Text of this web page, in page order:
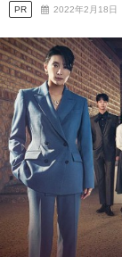
PR 2022年2月18日